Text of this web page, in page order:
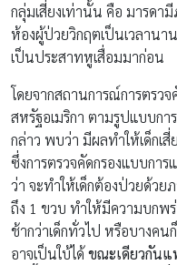
กลุ่มเสี่ยงเท่านั้น คือ มารดา
ห้องผู้ป่วยวิกฤตเป็นเวลานา
เป็นประสาทหูเสื่อมมาก่อน
โดยจากสถานการณ์การตรวจ
สหรัฐอเมริกา ตามรูปแบบกา
กล่าว พบว่า มีผลทำให้เด็กเ
ซึ่งการตรวจคัดกรองแบบกา
ว่า จะทำให้เด็กต้องป่วยด้ว
ถึง 1 ขวบ ทำให้มีความบกพ
ช้ากว่าเด็กทั่วไป หรือบางคน
อาจเป็นใบ้ได้ขณะเดียวกันแ